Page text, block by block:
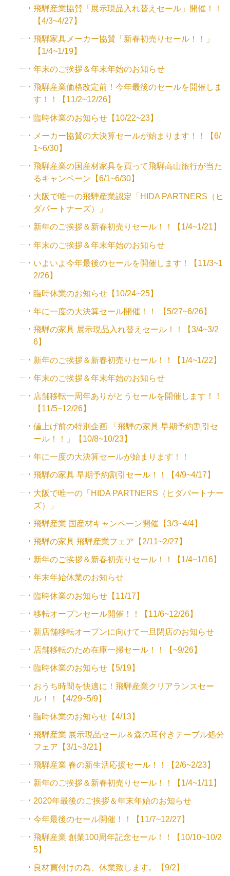
飛騨産業協賛「展示現品入れ替えセール」開催！！
【4/3~4/27】
飛騨家具メーカー協賛「新春初売りセール！！」
【1/4~1/19】
年末のご挨拶＆年末年始のお知らせ
飛騨産業価格改定前！今年最後のセールを開催しま
す！！【11/2~12/26】
臨時休業のお知らせ【10/22~23】
メーカー協賛の大決算セールが始まります！！【6/
1~6/30】
飛騨産業の国産材家具を買って飛騨高山旅行が当た
るキャンペーン【6/1~6/30】
大阪で唯一の飛騨産業認定「HIDA PARTNERS（ヒ
ダパートナーズ）」
新年のご挨拶＆新春初売りセール！！【1/4~1/21】
年末のご挨拶＆年末年始のお知らせ
いよいよ今年最後のセールを開催します！【11/3~1
2/26】
臨時休業のお知らせ【10/24~25】
年に一度の大決算セール開催！！ 【5/27~6/26】
飛騨の家具 展示現品入れ替えセール！！【3/4~3/2
6】
新年のご挨拶＆新春初売りセール！！【1/4~1/22】
年末のご挨拶＆年末年始のお知らせ
店舗移転一周年ありがとうセールを開催します！！
【11/5~12/26】
値上げ前の特別企画 「飛騨の家具 早期予約割引セ
ール！！」【10/8~10/23】
年に一度の大決算セールが始まります！！
飛騨の家具 早期予約割引セール！！【4/9~4/17】
大阪で唯一の「HIDA PARTNERS（ヒダパートナー
ズ）」
飛騨産業 国産材キャンペーン開催【3/3~4/4】
飛騨の家具 飛騨産業フェア【2/11~2/27】
新年のご挨拶＆新春初売りセール！！【1/4~1/16】
年末年始休業のお知らせ
臨時休業のお知らせ【11/17】
移転オープンセール開催！！【11/6~12/26】
新店舗移転オープンに向けて一旦閉店のお知らせ
店舗移転のため在庫一掃セール！！【~9/26】
臨時休業のお知らせ【5/19】
おうち時間を快適に！飛騨産業クリアランスセー
ル！！【4/29~5/9】
臨時休業のお知らせ【4/13】
飛騨産業 展示現品セール＆森の耳付きテーブル処分
フェア【3/1~3/21】
飛騨産業 春の新生活応援セール！！【2/6~2/23】
新年のご挨拶＆新春初売りセール！！【1/4~1/11】
2020年最後のご挨拶＆年末年始のお知らせ
今年最後のセール開催！！【11/7~12/27】
飛騨産業 創業100周年記念セール！！【10/10~10/2
5】
良材買付けの為、休業致します。【9/2】